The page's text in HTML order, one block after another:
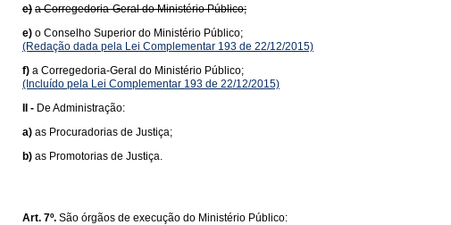
e) a Corregedoria-Geral do Ministério Público;
e) o Conselho Superior do Ministério Público;
(Redação dada pela Lei Complementar 193 de 22/12/2015)
f) a Corregedoria-Geral do Ministério Público;
(Incluído pela Lei Complementar 193 de 22/12/2015)
II - De Administração:
a) as Procuradorias de Justiça;
b) as Promotorias de Justiça.
Art. 7º. São órgãos de execução do Ministério Público: